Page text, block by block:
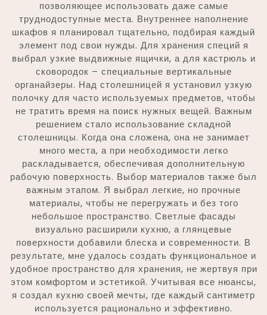
позволяющее использовать даже самые
труднодоступные места. Внутреннее наполнение
шкафов я планировал тщательно, подбирая каждый
элемент под свои нужды. Для хранения специй я
выбрал узкие выдвижные ящички, а для кастрюль и
сковородок – специальные вертикальные
органайзеры. Над столешницей я установил узкую
полочку для часто используемых предметов, чтобы
не тратить время на поиск нужных вещей. Важным
решением стало использование складной
столешницы. Когда она сложена, она не занимает
много места, а при необходимости легко
раскладывается, обеспечивая дополнительную
рабочую поверхность. Выбор материалов также был
важным этапом. Я выбрал легкие, но прочные
материалы, чтобы не перегружать и без того
небольшое пространство. Светлые фасады
визуально расширили кухню, а глянцевые
поверхности добавили блеска и современности. В
результате, мне удалось создать функциональное и
удобное пространство для хранения, не жертвуя при
этом комфортом и эстетикой. Учитывая все нюансы,
я создал кухню своей мечты, где каждый сантиметр
используется рационально и эффективно.